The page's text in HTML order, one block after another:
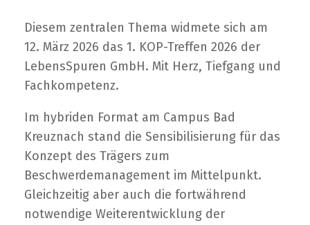
Diesem zentralen Thema widmete sich am
12. März 2026 das 1. KOP-Treffen 2026 der
LebensSpuren GmbH. Mit Herz, Tiefgang und
Fachkompetenz.
Im hybriden Format am Campus Bad
Kreuznach stand die Sensibilisierung für das
Konzept des Trägers zum
Beschwerdemanagement im Mittelpunkt.
Gleichzeitig aber auch die fortwährend
notwendige Weiterentwicklung der